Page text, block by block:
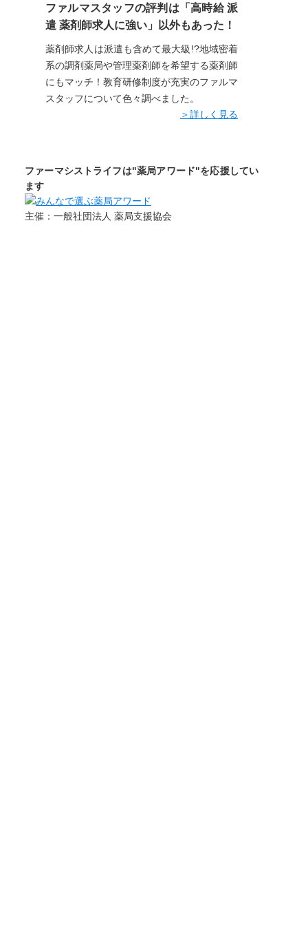
ファルマスタッフの評判は「高時給 派
遣 薬剤師求人に強い」以外もあった！
薬剤師求人は派遣も含めて最大級!?地域密着
系の調剤薬局や管理薬剤師を希望する薬剤師
にもマッチ！教育研修制度が充実のファルマ
スタッフについて色々調べました。
＞詳しく見る
ファーマシストライフは"薬局アワード"を応援してい
ます
主催：一般社団法人 薬局支援協会